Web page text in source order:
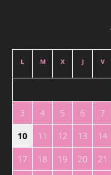
L M X J V
3
4 5 6 7
10
11 12 13 14
17
18 19 20 21